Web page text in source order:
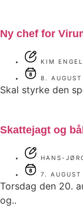
Ny chef for
KIM
8.
Skal styrke den
Skattejagt og
HANS-
7.
Torsdag den 20.
og..